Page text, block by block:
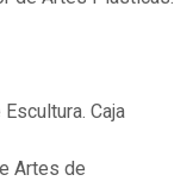
Caja
Artes de